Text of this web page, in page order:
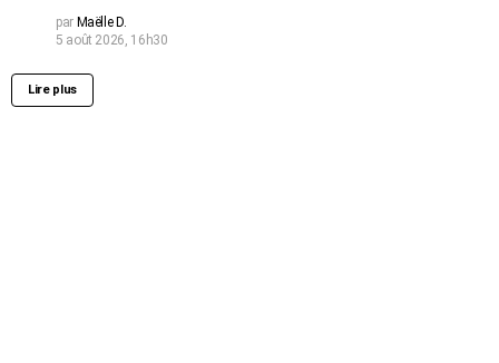
par Maëlle D.
5 août 2026, 16h30
Lire plus